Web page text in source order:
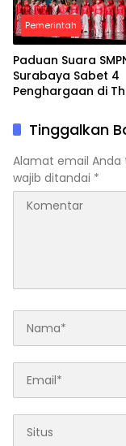
Pemerintah
Paduan Suara
Surabaya Sabet 4
Penghargaan di
Tinggalkan
Alamat email Anda
wajib ditandai *